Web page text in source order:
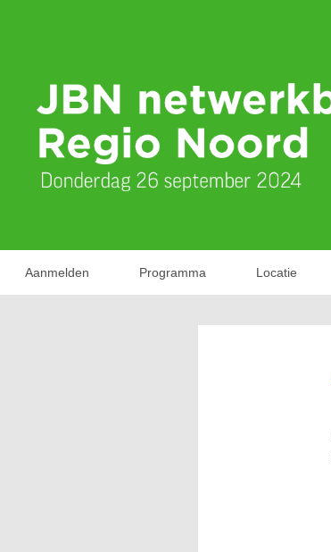
Aanmelden Programma Locatie